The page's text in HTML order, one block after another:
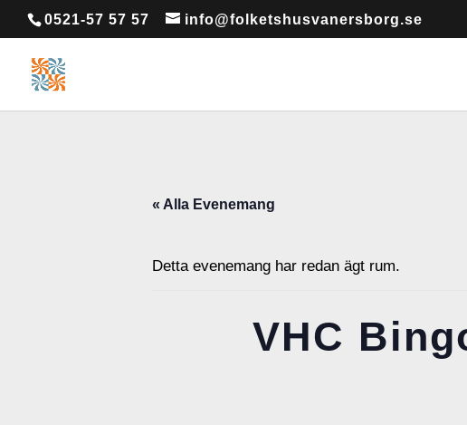
0521-57 57 57 info@folketshusvanersborg.se
« Alla Evenemang
Detta evenemang har redan ägt rum.
VHC